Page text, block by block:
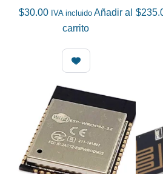
$30.00 IVA incluido Añadir al
carrito
$